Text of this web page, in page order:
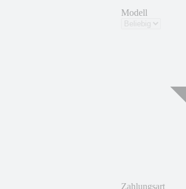
Modell
Zahlungsart